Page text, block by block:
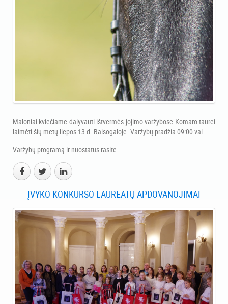
Maloniai kviečiame dalyvauti ištvermės jojimo varžybose Komaro taurei
laimėti šių metų liepos 13 d. Baisogaloje. Varžybų pradžia 09:00 val.
Varžybų programą ir nuostatus rasite ...
ĮVYKO KONKURSO LAUREATŲ APDOVANOJIMAI